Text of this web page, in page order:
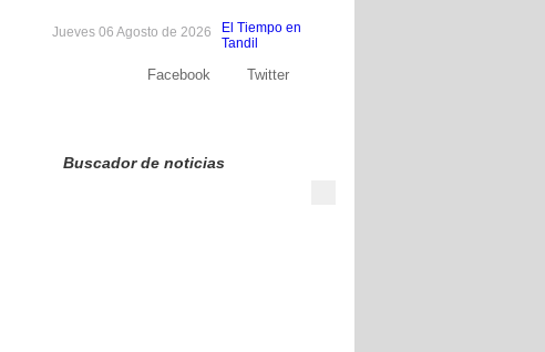
El Tiempo en
Tandil
Jueves 06 Agosto de 2026
Facebook Twitter
Buscador de noticias